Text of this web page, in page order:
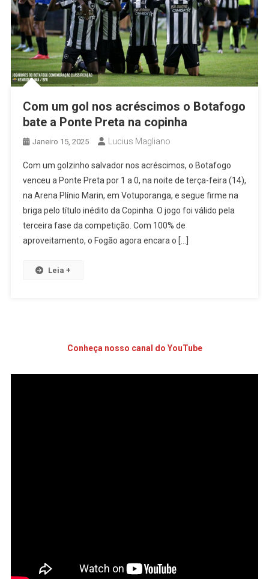
Com um gol nos acréscimos o Botafogo
bate a Ponte Preta na copinha
Janeiro 15, 2025 Lucius Magliano
Com um golzinho salvador nos acréscimos, o Botafogo
venceu a Ponte Preta por 1 a 0, na noite de terça-feira (14),
na Arena Plínio Marin, em Votuporanga, e segue firme na
briga pelo título inédito da Copinha. O jogo foi válido pela
terceira fase da competição. Com 100% de
aproveitamento, o Fogão agora encara o […]
Leia +
Conheça nosso canal do YouTube